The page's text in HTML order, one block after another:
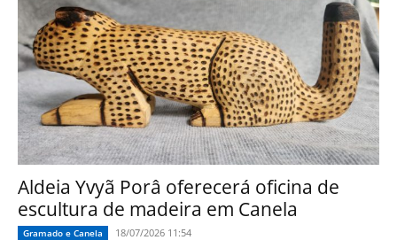
Aldeia Yvyã Porâ oferecerá oficina de
escultura de madeira em Canela
Gramado e Canela 18/07/2026 11:54